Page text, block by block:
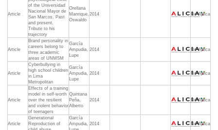
Article
of the Universidad
Nacional Mayor de
San Marcos. Past
and present,
Tribute to his
trajectory
Orellana
Manrique,
Oswaldo
2014 No Aplica
Article
Brand personality in
careers belong to
three academic
areas of UNMSM
García
Ampudia,
Lupe
2014 No Aplica
Article
Cyberbullying in
high school children
in Lima
Metropolitan
García
Ampudia,
Lupe
2014 No Aplica
Article
Effects of a training
model in self-worth
over the resilient
and violent behavior
of teenagers
Quintana
Peña,
Alberto
2014 No Aplica
Article
Generational
Reproduction of
García
Ampudia, 2014 No Aplica